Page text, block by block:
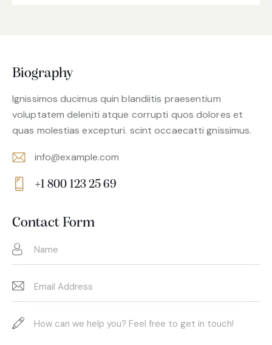
Biography
Ignissimos ducimus quin blandiitis praesentium
voluptatem deleniti atque corrupti quos dolores et
quas molestias excepturi. scint occaecatti gnissimus.
E-
m
info@example.com
on
+1 800 123 25 69
Contact Form